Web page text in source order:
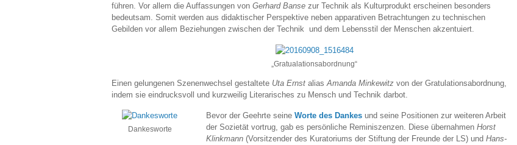
führen. Vor allem die Auffassungen von Gerhard Banse zur Technik als Kulturprodukt erscheinen besonders
bedeutsam. Somit werden aus didaktischer Perspektive neben apparativen Betrachtungen zu technischen
Gebilden vor allem Beziehungen zwischen der Technik und dem Lebensstil der Menschen akzentuiert.
„Gratualationsabordnung“
Einen gelungenen Szenenwechsel gestaltete Uta Ernst alias Amanda Minkewitz von der Gratulationsabordnung,
indem sie eindrucksvoll und kurzweilig Literarisches zu Mensch und Technik darbot.
Dankesworte
Bevor der Geehrte seine Worte des Dankes und seine Positionen zur weiteren Arbeit
der Sozietät vortrug, gab es persönliche Reminiszenzen. Diese übernahmen Horst
Klinkmann (Vorsitzender des Kuratoriums der Stiftung der Freunde der LS) und Hans-